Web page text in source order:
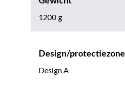
1200 g
Design/protectiezone
Design A